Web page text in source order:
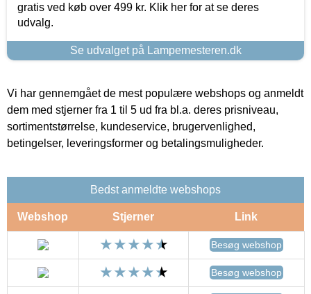
gratis ved køb over 499 kr. Klik her for at se deres
udvalg.
Se udvalget på Lampemesteren.dk
Vi har gennemgået de mest populære webshops og anmeldt
dem med stjerner fra 1 til 5 ud fra bl.a. deres prisniveau,
sortimentstørrelse, kundeservice, brugervenlighed,
betingelser, leveringsformer og betalingsmuligheder.
Bedst anmeldte webshops
Webshop Stjerner Link
Besøg webshop
Besøg webshop